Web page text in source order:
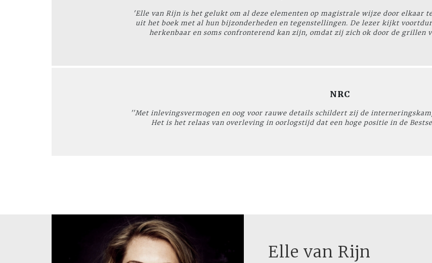
'Elle van Rijn is het gelukt om al deze elementen op magistrale wijze door elkaar
uit het boek met al hun bijzonderheden en tegenstellingen. De lezer kijkt
herkenbaar en soms confronterend kan zijn, omdat zij zich ok door de grillen
NRC
''Met inlevingsvermogen en oog voor rauwe details schildert zij de
Het is het relaas van overleving in oorlogstijd dat een hoge positie in de
Elle van Rijn